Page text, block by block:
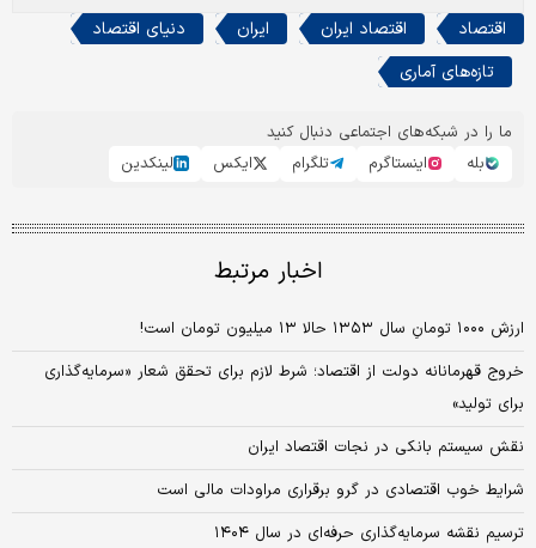
اقتصاد اقتصاد ایران ایران
دنیای اقتصاد
تازه‌های آماری
ما را در شبکه‌های اجتماعی دنبال کنید
بله
اینستاگرم تلگرام ایکس لینکدین
اخبار مرتبط
ارزش ۱۰۰۰ تومانِ سال ۱۳۵۳ حالا ۱۳ میلیون تومان است!
خروج قهرمانانه دولت از اقتصاد؛ شرط لازم برای تحقق شعار «سرمایه‌گذاری
برای تولید»
نقش سیستم بانکی در نجات اقتصاد ایران
شرایط خوب اقتصادی در گرو برقراری مراودات مالی است
ترسیم نقشه سرمایه‌گذاری حرفه‌ای در سال ۱۴۰۴